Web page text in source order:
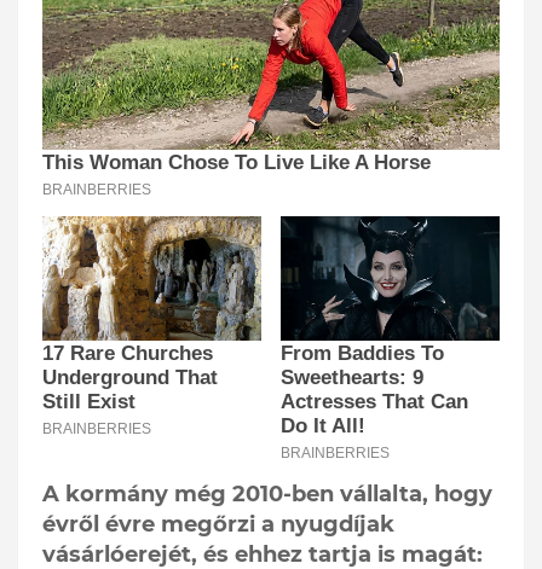
A kormány még 2010-ben vállalta, hogy
évről évre megőrzi a nyugdíjak
vásárlóerejét, és ehhez tartja is magát: